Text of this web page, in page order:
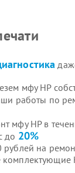
мфу HP
работы по
мфу HP в
до 20%
рублей на